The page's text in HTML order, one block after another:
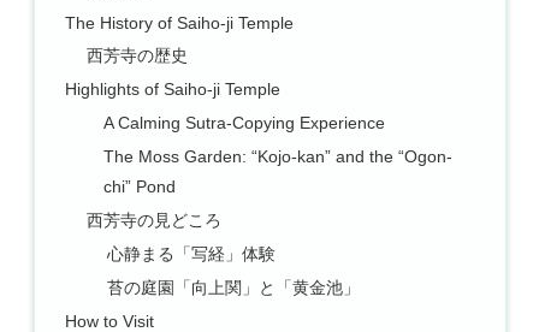
The History of Saiho-ji Temple
西芳寺の歴史
Highlights of Saiho-ji Temple
A Calming Sutra-Copying Experience
The Moss Garden: “Kojo-kan” and the “Ogon-
chi” Pond
西芳寺の見どころ
心静まる「写経」体験
苔の庭園「向上関」と「黄金池」
How to Visit